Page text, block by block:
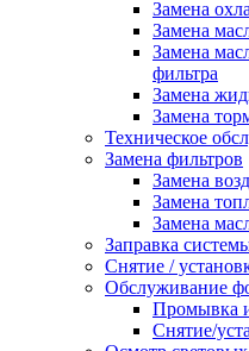
Замена
Замена
Замена
фильтра
Замена
Замена
Техническое
Замена фильтров
Замена
Замена
Замена
Заправка
Снятие /
Обслуживание
Промывка
Снятие/